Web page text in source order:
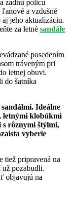
zadnú policu
a vzdušné
aj jeho aktualizáciu.
za letné sandále
posedením
tráveným pri
letnej obuvi.
do šatníka
Ideálne
letnými klobúkmi
rôznymi štýlmi,
vyberie
tiež pripravená na
už pozabudli.
objavujú na